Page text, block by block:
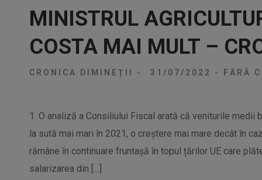
MINISTRUL
COSTA MAI MULT –
CRONICA DIMINEȚII - 31/07/2022 - FĂRĂ
1. O analiză a Consiliului Fiscal arată că veniturile medii
la sută mai mari în 2021, o creștere mai mare decât în
rămâne în continuare fruntașă în topul țărilor UE care
salarizarea din […]